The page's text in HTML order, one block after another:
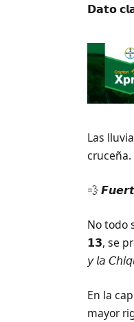
𝗗𝗮𝘁𝗼
Las
cruceña.
💨
No todo
𝟭𝟯, se
𝘺 𝘭𝘢
En la
mayor